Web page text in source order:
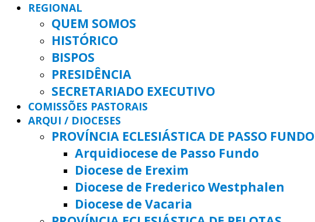
REGIONAL
QUEM SOMOS
HISTÓRICO
BISPOS
PRESIDÊNCIA
SECRETARIADO EXECUTIVO
COMISSÕES PASTORAIS
ARQUI / DIOCESES
PROVÍNCIA ECLESIÁSTICA DE PASSO FUNDO
Arquidiocese de Passo Fundo
Diocese de Erexim
Diocese de Frederico Westphalen
Diocese de Vacaria